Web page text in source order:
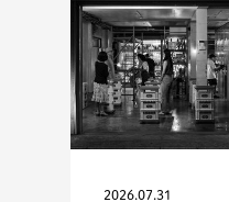
2026.07.31